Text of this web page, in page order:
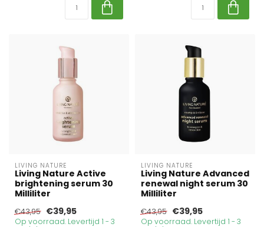
LIVING NATURE
Living Nature Active
brightening serum 30
Milliliter
€43,95 €39,95
Op voorraad. Levertijd 1 - 3
LIVING NATURE
Living Nature Advanced
renewal night serum 30
Milliliter
€43,95 €39,95
Op voorraad. Levertijd 1 - 3